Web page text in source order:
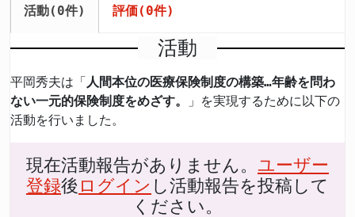
活動(0件) 評価(0件)
活動
平岡秀夫は「 人間本位の医療保険制度の構築…年齢を問わ
ない一元的保険制度をめざす。
」を実現するために以下の
活動を行いました。
現在活動報告がありません。 ユーザー
登録後 ログイン し活動報告を投稿して
ください。